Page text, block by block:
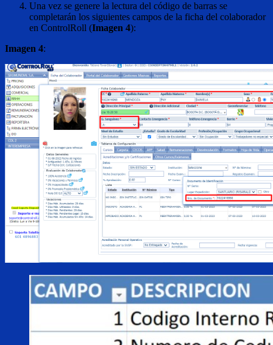
Una vez se genere la lectura del código de barras se
completarán los siguientes campos de la ficha del colaborador
en ControlRoll (Imagen 4):
Imagen 4: